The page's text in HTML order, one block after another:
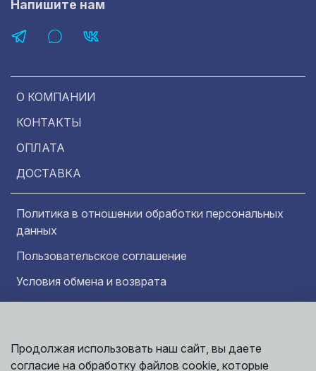
О КОМПАНИИ
КОНТАКТЫ
ОПЛАТА
ДОСТАВКА
Политика в отношении обработки персональных
данных
Пользовательское соглашение
Условия обмена и возврата
Напишите нам
Информация представленная на сайте
носит исключительно ознакомительный
Продолжая использовать наш сайт, вы даете
согласие на обработку файлов cookie, которые
обработки